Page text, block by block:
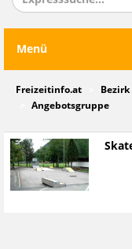
Menü
Freizeitinfo.at Bezirk
Angebotsgruppe